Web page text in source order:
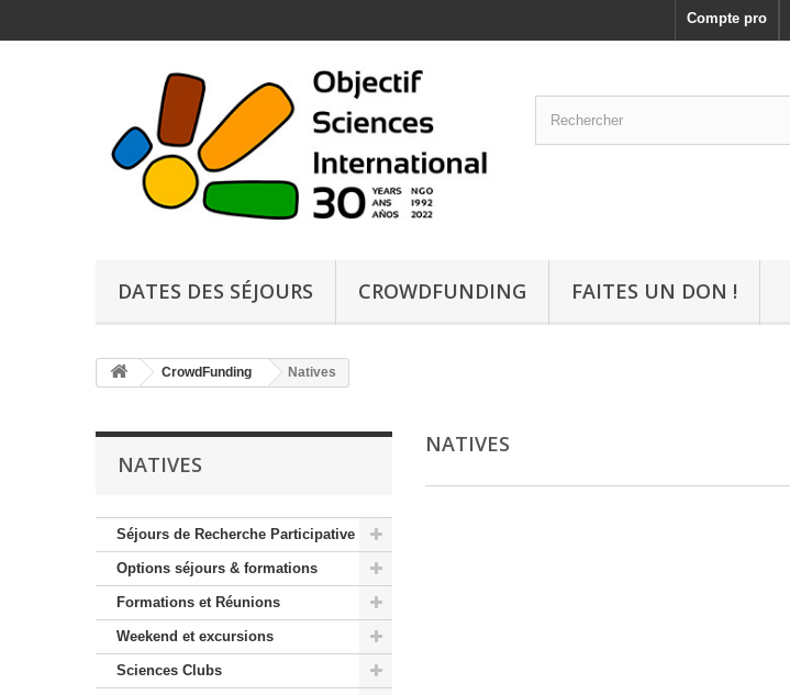
Compte pro
DATES DES SÉJOURS CROWDFUNDING FAITES UN DON !
CrowdFunding Natives
NATIVES
Séjours de Recherche Participative
Options séjours & formations
Formations et Réunions
Weekend et excursions
Sciences Clubs
NATIVES